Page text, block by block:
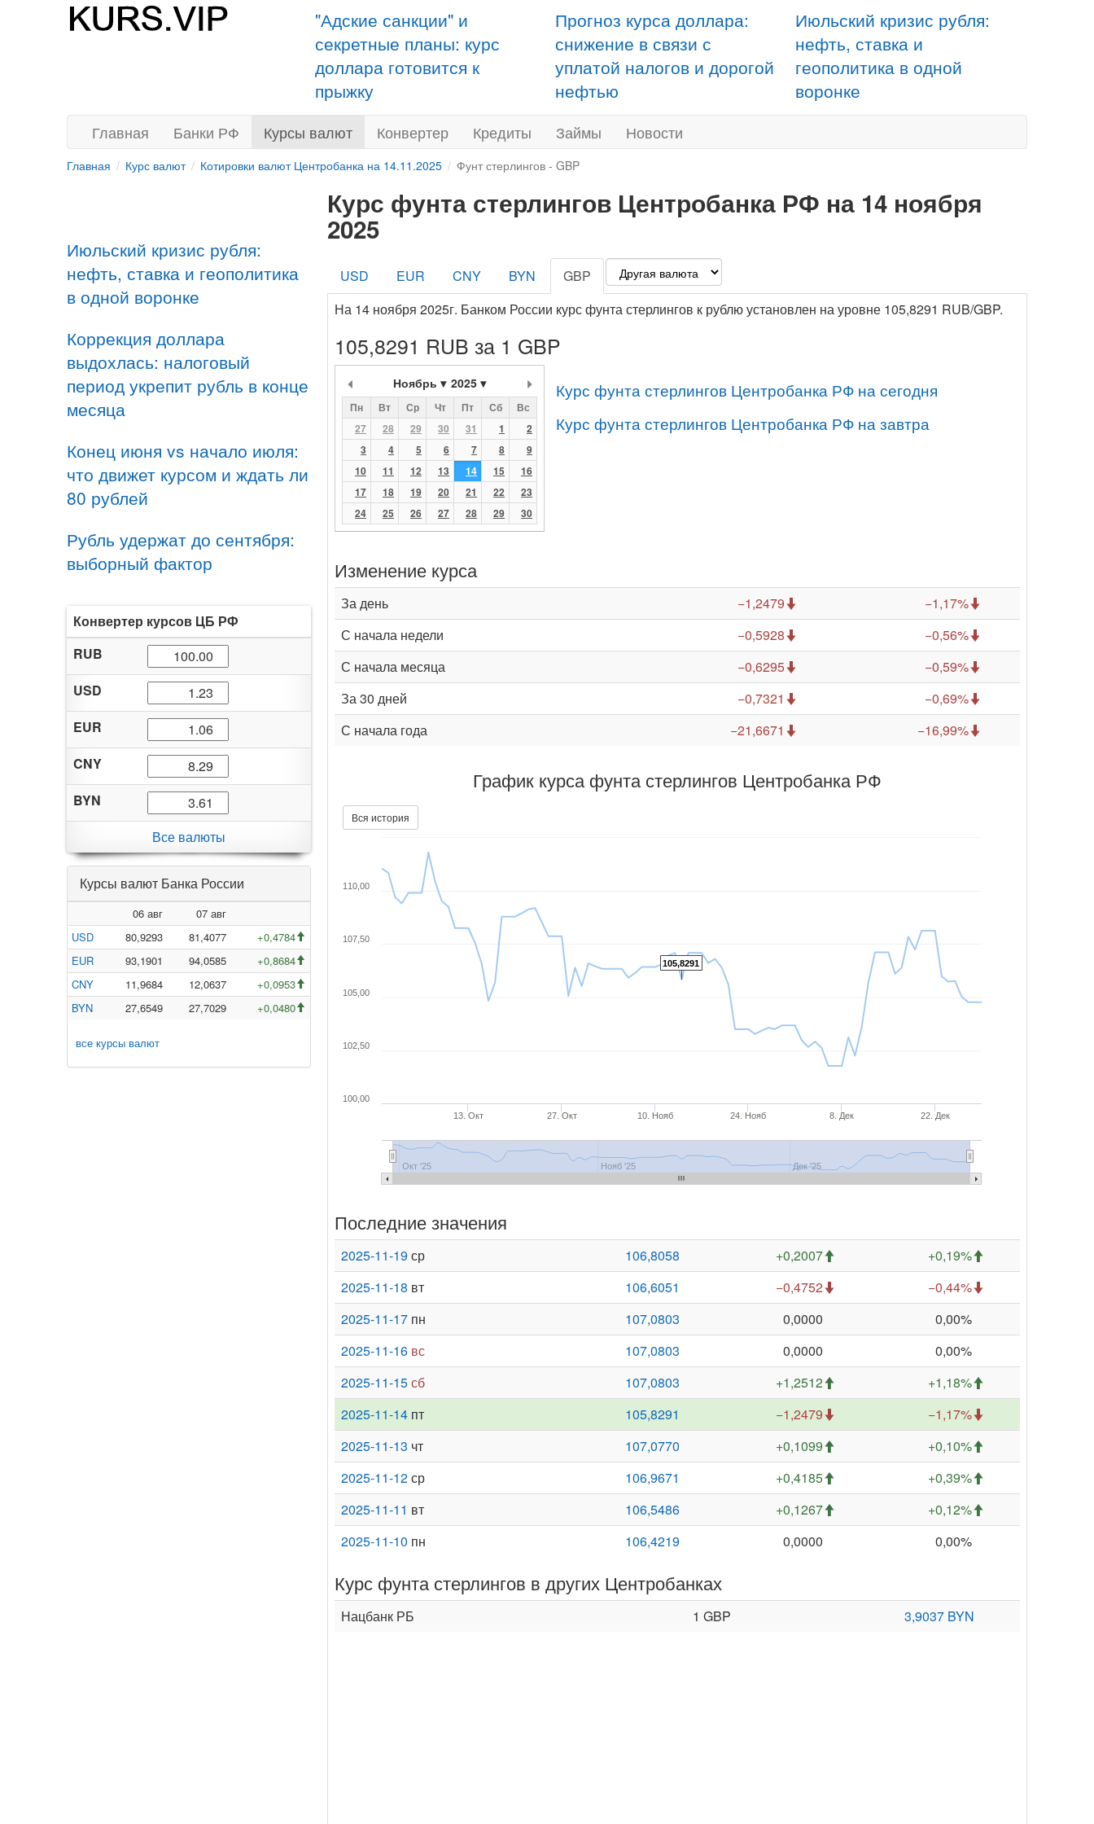
"Адские санкции" и
секретные планы: курс
доллара готовится к
прыжку
Прогноз курса доллара:
снижение в связи с
уплатой налогов и дорогой
нефтью
Июльский кризис рубля:
нефть, ставка и
геополитика в одной
воронке
Главная Банки РФ Курсы валют Конвертер Кредиты Займы Новости
Главная Курс валют Котировки валют Центробанка на 14.11.2025 Фунт стерлингов - GBP
Июльский кризис рубля:
нефть, ставка и геополитика
в одной воронке
Коррекция доллара
выдохлась: налоговый
период укрепит рубль в конце
месяца
Конец июня vs начало июля:
что движет курсом и ждать ли
80 рублей
Рубль удержат до сентября:
выборный фактор
Конвертер курсов ЦБ РФ
RUB
USD
EUR
CNY
BYN
Все валюты
Курсы валют Банка России
06 авг
07 авг
USD
80,9293 81,4077
+0,4784
EUR
93,1901 94,0585
+0,8684
CNY
11,9684 12,0637
+0,0953
BYN
27,6549 27,7029 +0,0480
все курсы валют
Курс фунта стерлингов Центробанка РФ на 14 ноября
2025
USD EUR CNY BYN
GBP
На 14 ноября 2025г. Банком России курс фунта стерлингов к рублю установлен на уровне 105,8291 RUB/GBP.
105,8291 RUB за 1 GBP
Ноябрь 2025
Пн Вт Ср Чт Пт Сб
Вс
27
28 29 30 31 1
2
3
4 5 6 7 8
9
10
11 12 13 14 15
16
17
18 19 20 21 22
23
24
25 26 27 28 29 30
Курс фунта стерлингов Центробанка РФ на сегодня
Курс фунта стерлингов Центробанка РФ на завтра
Изменение курса
За день −1,2479
−1,17%
С начала недели
−0,5928
−0,56%
С начала месяца
−0,6295
−0,59%
За 30 дней
−0,7321
−0,69%
С начала года
−21,6671 −16,99%
График курса фунта стерлингов Центробанка РФ
Вся история
105,8291
13. Окт 27. Окт 10. Нояб 24. Нояб 8. Дек 22. Дек
Окт '25 Нояб '25 Дек '25
100,00
102,50
105,00
107,50
110,00
Последние значения
2025-11-19ср 106,8058 +0,2007
+0,19%
2025-11-18 вт 106,6051 −0,4752
−0,44%
2025-11-17 пн 107,0803 0,0000
0,00%
2025-11-16 вс 107,0803 0,0000
0,00%
2025-11-15сб 107,0803 +1,2512
+1,18%
2025-11-14 пт 105,8291 −1,2479
−1,17%
2025-11-13 чт 107,0770 +0,1099
+0,10%
2025-11-12ср 106,9671 +0,4185
+0,39%
2025-11-11 вт 106,5486 +0,1267
+0,12%
2025-11-10 пн 106,4219 0,0000 0,00%
Курс фунта стерлингов в других Центробанках
Нацбанк РБ 1 GBP 3,9037 BYN